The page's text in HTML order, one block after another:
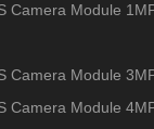
Camera Module
Camera Module
Camera Module